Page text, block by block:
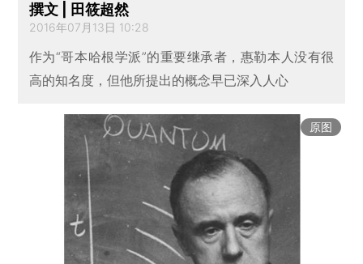
撰文 | 田筱超然
2016年07月13日 10:28
作为“哥本哈根学派”的重要继承者，惠勒本人没有很
高的知名度，但他所提出的概念早已深入人心
原图